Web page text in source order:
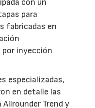
con un
para
fabricadas en
inyección
especializadas,
en detalle las
Trend y